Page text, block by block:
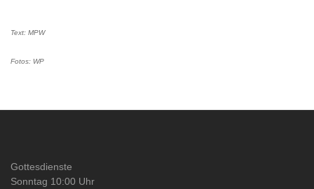
Text: MPW
Fotos: WP
Gottesdienste
Sonntag 10:00 Uhr